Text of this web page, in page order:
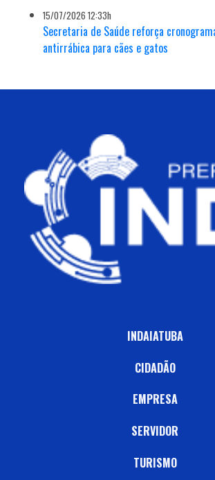
15/07/2026 12:33h
Secretaria de Saúde reforça
antirrábica para cães e gatos
INDAIATUBA
CIDADÃO
EMPRESA
SERVIDOR
TURISMO